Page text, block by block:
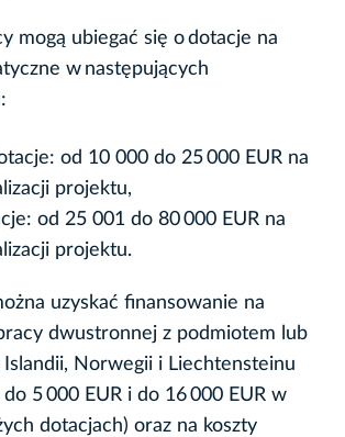
mogą ubiegać się o dotacje na
w następujących
od 10 000 do 25 000 EUR na
projektu,
od 25 001 do 80 000 EUR na
projektu.
uzyskać finansowanie na
dwustronnej z podmiotem lub
Norwegii i Liechtensteinu
5 000 EUR i do 16 000 EUR w
dotacjach) oraz na koszty